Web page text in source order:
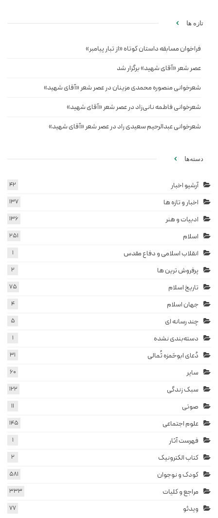
تازه ها
فراخوان مسابقه داستان کوتاه «از تبار پیامبر»
عصر شعر «آقای شهید» برگزار شد
شعرخوانی منصوره محمدی مزینان در عصر شعر «آقای شهید»
شعرخوانی فاطمه نانی‌زاد در عصر شعر «آقای شهید»
شعرخوانی عبدالرحیم سعیدی راد در عصر شعر «آقای شهید»
دسته‌ها
آرشیو اخبار 42
اخبار و تازه ها 137
ادبیات و هنر 136
اسلام 251
انقلاب اسلامی و دفاع مقدس 1
پرفروش ترین ها 2
تاریخ اسلام 75
جهان اسلام 4
چند رسانه ای 5
دسته‌بندی نشده 1
دُعای ابوحَمزه ثُمالی 31
سایر 60
سبک زندگی 122
صوتی 11
علوم اجتماعی 145
فهرست آثار 1
کتاب الکترونیک 2
کودک و نوجوان 581
مراجع و کلیات 333
ویدئو 77